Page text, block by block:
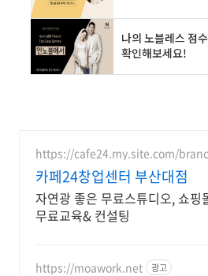
https://cafe24.my.site.com/
카페24창업센터 부산대점
자연광 좋은 무료스튜디오, 쇼핑
무료교육& 컨설팅
https://moawork.net 광고